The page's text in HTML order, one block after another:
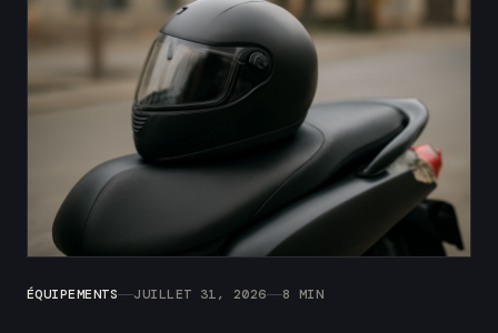
ÉQUIPEMENTS JUILLET 31, 2026 8 MIN